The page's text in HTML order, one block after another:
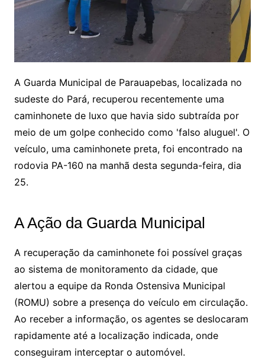
A Guarda Municipal de Parauapebas, localizada no
sudeste do Pará, recuperou recentemente uma
caminhonete de luxo que havia sido subtraída por
meio de um golpe conhecido como 'falso aluguel'. O
veículo, uma caminhonete preta, foi encontrado na
rodovia PA-160 na manhã desta segunda-feira, dia
25.
A Ação da Guarda Municipal
A recuperação da caminhonete foi possível graças
ao sistema de monitoramento da cidade, que
alertou a equipe da Ronda Ostensiva Municipal
(ROMU) sobre a presença do veículo em circulação.
Ao receber a informação, os agentes se deslocaram
rapidamente até a localização indicada, onde
conseguiram interceptar o automóvel.